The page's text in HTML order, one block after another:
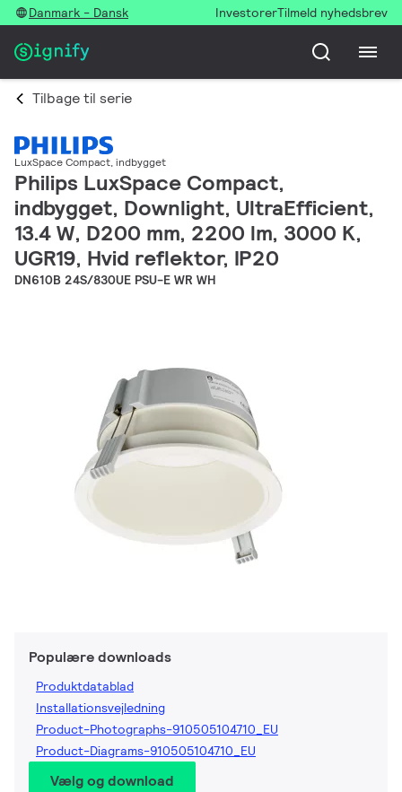
Danmark - Dansk InvestorerTilmeld nyhedsbrev
Tilbage til serie
LuxSpace Compact, indbygget
Philips LuxSpace Compact,
indbygget, Downlight, UltraEfficient,
13.4 W, D200 mm, 2200 lm, 3000 K,
UGR19, Hvid reflektor, IP20
DN610B 24S/830UE PSU-E WR WH
Populære downloads
Produktdatablad
Installationsvejledning
Product-Photographs-910505104710_EU
Product-Diagrams-910505104710_EU
Vælg og download